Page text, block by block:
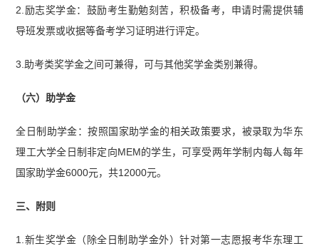
2.励志奖学金：鼓励考生勤勉刻苦，积极备考，申请时需提供辅
导班发票或收据等备考学习证明进行评定。
3.助考类奖学金之间可兼得，可与其他奖学金类别兼得。
（六）助学金
全日制助学金：按照国家助学金的相关政策要求，被录取为华东
理工大学全日制非定向MEM的学生，可享受两年学制内每人每年
国家助学金6000元，共12000元。
三、附则
1.新生奖学金（除全日制助学金外）针对第一志愿报考华东理工